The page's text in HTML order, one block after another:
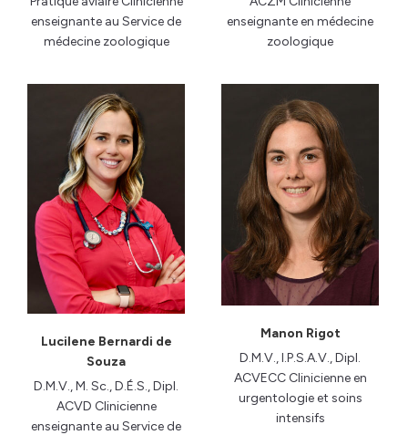
enseignante au Service de
médecine zoologique
enseignante en médecine
zoologique
Lucilene Bernardi de
Souza
D.M.V., M. Sc., D.É.S., Dipl.
ACVD Clinicienne
enseignante au Service de
Manon Rigot
D.M.V., I.P.S.A.V., Dipl.
ACVECC Clinicienne en
urgentologie et soins
intensifs